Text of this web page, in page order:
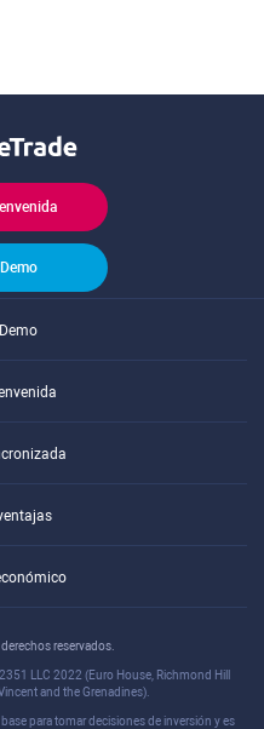
reservados.
LLC 2022 (Euro House, Richmond Hill
and the Grenadines).
para tomar decisiones de inversión y es